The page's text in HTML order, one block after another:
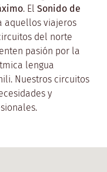
. El Sonido de
aquellos viajeros
del norte
pasión por la
lengua
Nuestros circuitos
y